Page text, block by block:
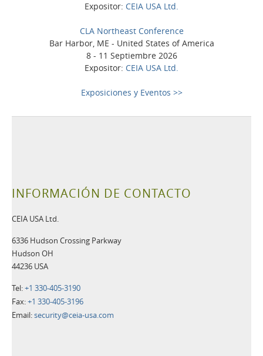
Expositor: CEIA USA Ltd.
CLA Northeast Conference
Bar Harbor, ME - United States of America
8 - 11 Septiembre 2026
Expositor: CEIA USA Ltd.
Exposiciones y Eventos >>
INFORMACIÓN DE CONTACTO
CEIA USA Ltd.
6336 Hudson Crossing Parkway
Hudson OH
44236 USA
Tel:+1 330-405-3190
Fax:+1 330-405-3196
Email:security@ceia-usa.com